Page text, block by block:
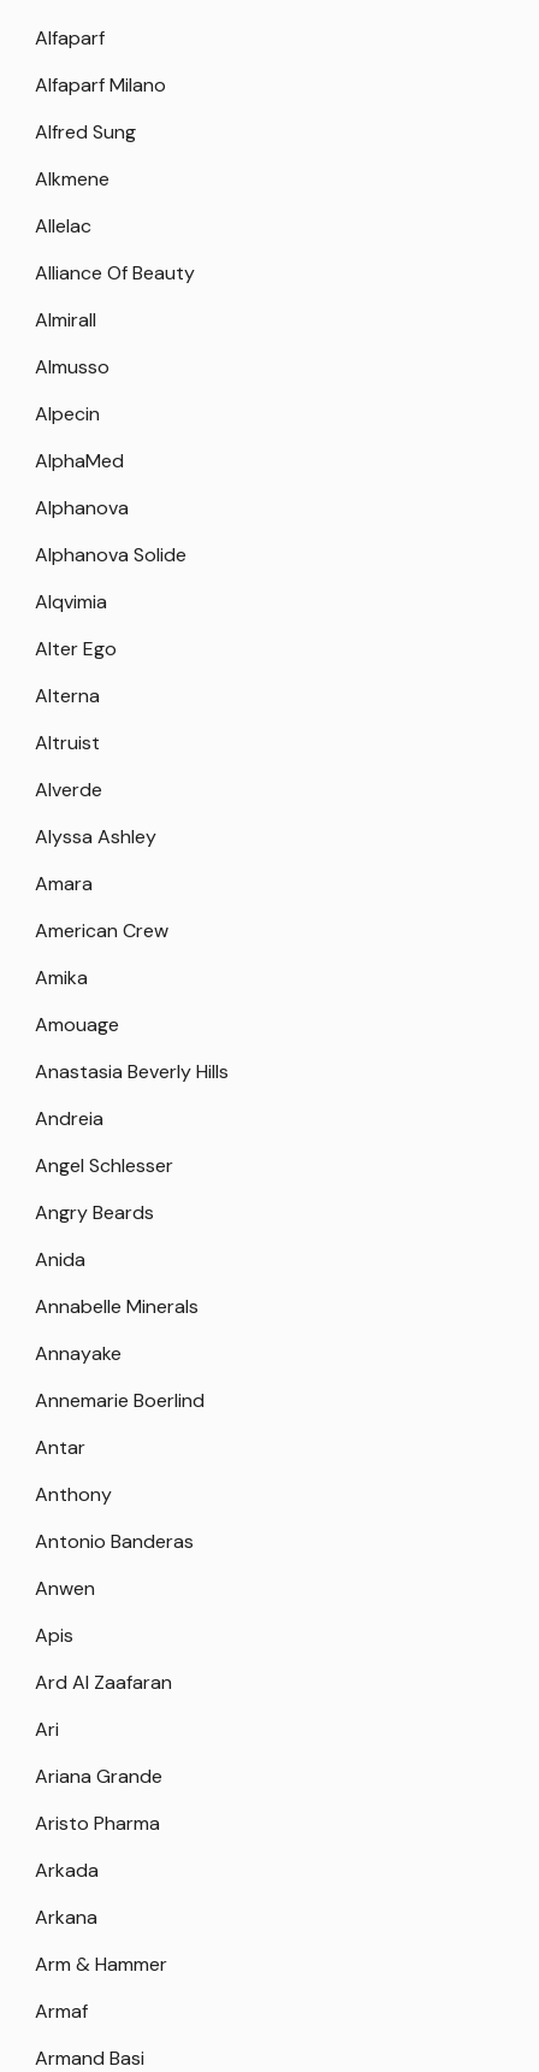
Alfaparf
Alfaparf Milano
Alfred Sung
Alkmene
Allelac
Alliance Of Beauty
Almirall
Almusso
Alpecin
AlphaMed
Alphanova
Alphanova Solide
Alqvimia
Alter Ego
Alterna
Altruist
Alverde
Alyssa Ashley
Amara
American Crew
Amika
Amouage
Anastasia Beverly Hills
Andreia
Angel Schlesser
Angry Beards
Anida
Annabelle Minerals
Annayake
Annemarie Boerlind
Antar
Anthony
Antonio Banderas
Anwen
Apis
Ard Al Zaafaran
Ari
Ariana Grande
Aristo Pharma
Arkada
Arkana
Arm & Hammer
Armaf
Armand Basi